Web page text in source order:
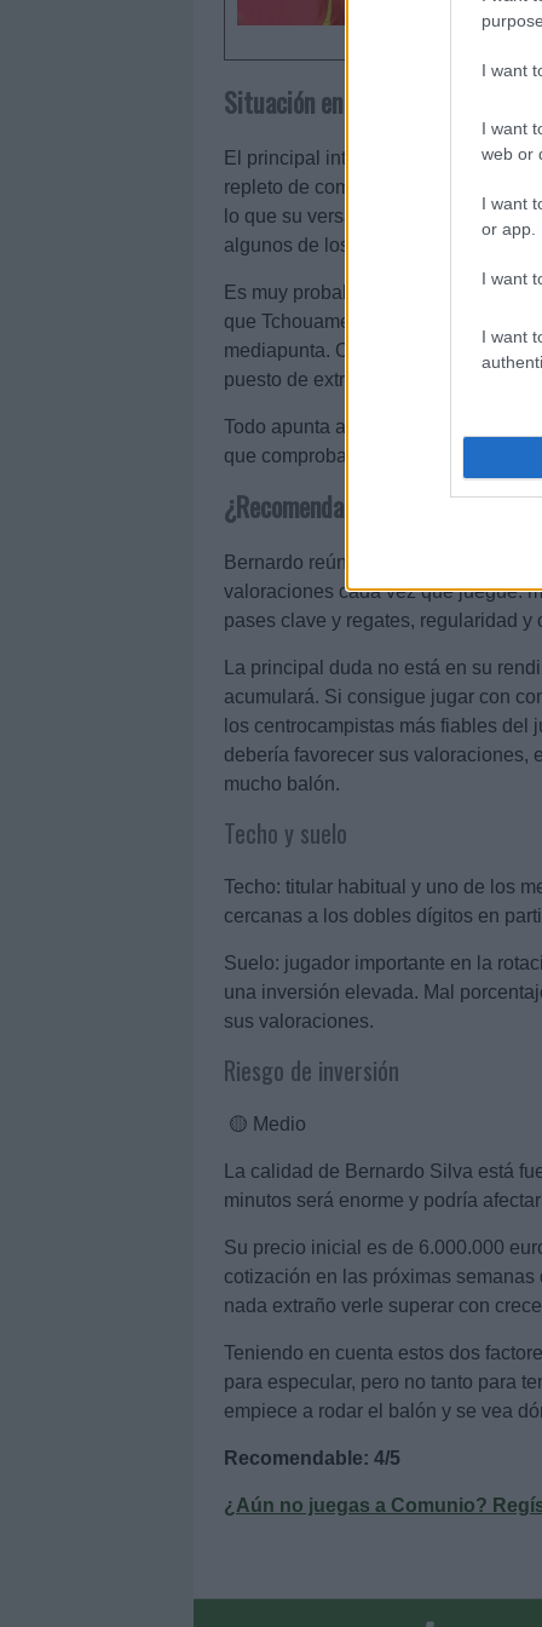
I want
I want
web or
I want
or app.
I want
I want
Situación en el equipo
El principal interrogante para
repleto de competencia. Bernardo
lo que su versatilidad juega a su
algunos de los mejores jugadores del
Es muy probable que Jose
que Tchouameni y Fede Valverde
mediapunta. Otra opción es que
puesto de extremo.
Todo apunta a que tendrá un papel
que comprobar si logra asentarse
¿Recomendable en Comunio?
Bernardo reúne muchas
valoraciones cada vez que juegue:
pases clave y regates, regularidad y
La principal duda no está en su
acumulará. Si consigue jugar con
los centrocampistas más fiables del
debería favorecer sus valoraciones,
mucho balón.
Techo y suelo
Techo: titular habitual y uno de los
cercanas a los dobles dígitos en
Suelo: jugador importante en la
una inversión elevada. Mal
sus valoraciones.
Riesgo de inversión
🟡 Medio
La calidad de Bernardo Silva está
minutos será enorme y podría
Su precio inicial es de 6.000.000
cotización en las próximas
nada extraño verle superar con
Teniendo en cuenta estos dos
para especular, pero no tanto para
empiece a rodar el balón y se vea
Recomendable: 4/5
¿Aún no juegas a Comunio?